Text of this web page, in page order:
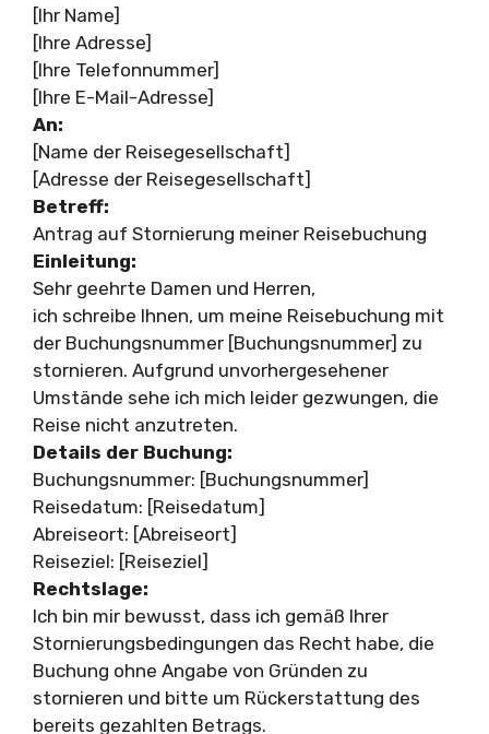
[Ihr Name]
[Ihre Adresse]
[Ihre Telefonnummer]
[Ihre E-Mail-Adresse]
An:
[Name der Reisegesellschaft]
[Adresse der Reisegesellschaft]
Betreff:
Antrag auf Stornierung meiner Reisebuchung
Einleitung:
Sehr geehrte Damen und Herren,
ich schreibe Ihnen, um meine Reisebuchung mit
der Buchungsnummer [Buchungsnummer] zu
stornieren. Aufgrund unvorhergesehener
Umstände sehe ich mich leider gezwungen, die
Reise nicht anzutreten.
Details der Buchung:
Buchungsnummer: [Buchungsnummer]
Reisedatum: [Reisedatum]
Abreiseort: [Abreiseort]
Reiseziel: [Reiseziel]
Rechtslage:
Ich bin mir bewusst, dass ich gemäß Ihrer
Stornierungsbedingungen das Recht habe, die
Buchung ohne Angabe von Gründen zu
stornieren und bitte um Rückerstattung des
bereits gezahlten Betrags.